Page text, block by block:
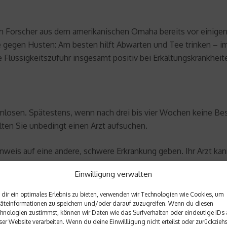
Einwilligung verwalten
dir ein optimales Erlebnis zu bieten, verwenden wir Technologien wie Cookies, um
zu speichern und/oder darauf zuzugreifen. Wenn du diesen
zustimmst, können wir Daten wie das Surfverhalten oder eindeutige IDs
Website verarbeiten. Wenn du deine Einwillligung nicht erteilst oder
aus dem amerikanischen Omaha bereits vor
Husten: Am besten hilft Abwarten und Tee trinken –
insgesamt positiv bei
Spätestens, wenn nach drei bis vier Wochen keine
Sie unbedingt einen Arzt aufsuchen.
auf eine andere, schwere Erkrankung geben. Ihr Arzt
im Südwesten Deutschlands, er ist Autor zahlreicher